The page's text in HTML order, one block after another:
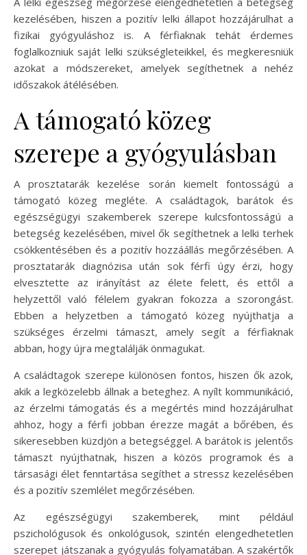
kezelésében, hiszen a pozitív lelki állapot hozzájárulhat a
fizikai gyógyuláshoz is. A férfiaknak tehát érdemes
foglalkozniuk saját lelki szükségleteikkel, és megkeresniük
azokat a módszereket, amelyek segíthetnek a nehéz
időszakok átélésében.
A támogató közeg
szerepe a gyógyulásban
A prosztatarák kezelése során kiemelt fontosságú a
támogató közeg megléte. A családtagok, barátok és
egészségügyi szakemberek szerepe kulcsfontosságú a
betegség kezelésében, mivel ők segíthetnek a lelki terhek
csökkentésében és a pozitív hozzáállás megőrzésében. A
prosztatarák diagnózisa után sok férfi úgy érzi, hogy
elvesztette az irányítást az élete felett, és ettől a
helyzettől való félelem gyakran fokozza a szorongást.
Ebben a helyzetben a támogató közeg nyújthatja a
szükséges érzelmi támaszt, amely segít a férfiaknak
abban, hogy újra megtalálják önmagukat.
A családtagok szerepe különösen fontos, hiszen ők azok,
akik a legközelebb állnak a beteghez. A nyílt kommunikáció,
az érzelmi támogatás és a megértés mind hozzájárulhat
ahhoz, hogy a férfi jobban érezze magát a bőrében, és
sikeresebben küzdjön a betegséggel. A barátok is jelentős
támaszt nyújthatnak, hiszen a közös programok és a
társasági élet fenntartása segíthet a stressz kezelésében
és a pozitív szemlélet megőrzésében.
Az egészségügyi szakemberek, mint például
pszichológusok és onkológusok, szintén elengedhetetlen
szerepet játszanak a gyógyulás folyamatában. A szakértők